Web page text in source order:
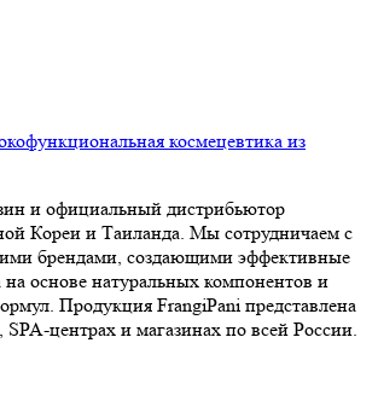
и официальный дистрибьютор
Кореи и Таиланда. Мы сотрудничаем с
брендами, создающими эффективные
на основе натуральных компонентов и
Продукция FrangiPani представлена
SPA-центрах и магазинах по всей России.